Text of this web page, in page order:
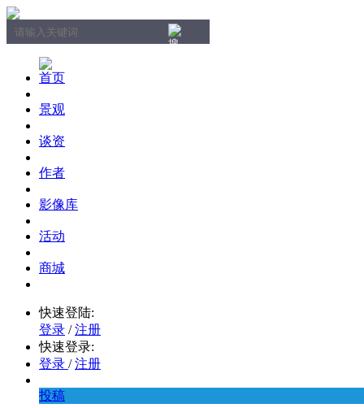
首页
景观
谈资
作者
影像库
活动
商城
快速登陆:
登录 / 注册
快速登录:
登录 / 注册
投稿